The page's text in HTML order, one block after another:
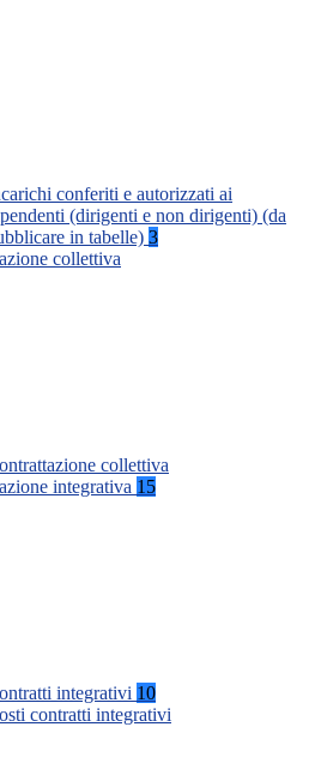
conferiti e autorizzati ai
(dirigenti e non dirigenti) (da
in tabelle) 3
collettiva
collettiva
integrativa 15
integrativi 10
contratti integrativi